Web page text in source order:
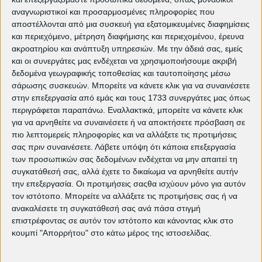
αναγνωριστικοί και προσαρμοσμένες πληροφορίες που
αποστέλλονται από μια συσκευή για εξατομικευμένες διαφημίσεις
και περιεχόμενο, μέτρηση διαφήμισης και περιεχομένου, έρευνα
ακροατηρίου και ανάπτυξη υπηρεσιών. Με την άδειά σας, εμείς
και οι συνεργάτες μας ενδέχεται να χρησιμοποιήσουμε ακριβή
δεδομένα γεωγραφικής τοποθεσίας και ταυτοποίησης μέσω
σάρωσης συσκευών. Μπορείτε να κάνετε κλικ για να συναινέσετε
στην επεξεργασία από εμάς και τους 1733 συνεργάτες μας όπως
περιγράφεται παραπάνω. Εναλλακτικά, μπορείτε να κάνετε κλικ
για να αρνηθείτε να συναινέσετε ή να αποκτήσετε πρόσβαση σε
πιο λεπτομερείς πληροφορίες και να αλλάξετε τις προτιμήσεις
σας πριν συναινέσετε. Λάβετε υπόψη ότι κάποια επεξεργασία
των προσωπικών σας δεδομένων ενδέχεται να μην απαιτεί τη
συγκατάθεσή σας, αλλά έχετε το δικαίωμα να αρνηθείτε αυτήν
την επεξεργασία. Οι προτιμήσεις σαςθα ισχύουν μόνο για αυτόν
τον ιστότοπο. Μπορείτε να αλλάξετε τις προτιμήσεις σας ή να
ανακαλέσετε τη συγκατάθεσή σας ανά πάσα στιγμή
επιστρέφοντας σε αυτόν τον ιστότοπο και κάνοντας κλικ στο
κουμπί "Απορρήτου" στο κάτω μέρος της ιστοσελίδας.
ελευθερία και τη σύνδεση των
ανθρώπων | EDITORIAL
Weapons: Ο Zach Cregger και ο
τρόμος της διπλανής πόρτας |
"The Brutalist" του Μπρέιντι Κορμπέ
| EDITORIAL
"Πάντα Υπάρχει Το Αύριο" της Πάολα
Κορτελέζι | EDITORIAL
​"Άμνετ": Ένα σπαρακτικό ποίημα για
την απώλεια και τη λύτρωση |
EDITORIAL
"Για Πάντα Κοντά σου" | EDITORIAL
Κινηματογραφική Λέσχη Πετρούπολης editorial
Ελεύθερη είσοδος παιδική ταινία όσκαρ